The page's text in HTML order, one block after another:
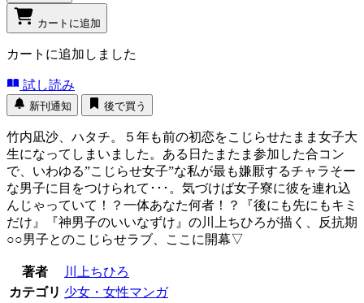
カートに追加
カートに追加しました
試し読み
新刊通知 後で買う
竹内凪沙、ハタチ。５年も前の初恋をこじらせたまま女子大
生になってしまいました。ある日たまたま参加した合コン
で、いわゆる”こじらせ女子”な私が最も嫌厭するチャラそー
な男子に目をつけられて･･･。気づけば女子寮に彼を連れ込
んじゃっていて！？一体あなた何者！？『後にも先にもキミ
だけ』『神男子のいいなずけ』の川上ちひろが描く、反抗期
○○男子とのこじらせラブ、ここに開幕▽
著者
川上ちひろ
カテゴリ 少女・女性マンガ